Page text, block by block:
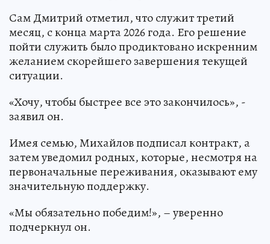
Сам Дмитрий отметил, что служит третий
месяц, с конца марта 2026 года. Его решение
пойти служить было продиктовано искренним
желанием скорейшего завершения текущей
ситуации.
«Хочу, чтобы быстрее все это закончилось», -
заявил он.
Имея семью, Михайлов подписал контракт, а
затем уведомил родных, которые, несмотря на
первоначальные переживания, оказывают ему
значительную поддержку.
«Мы обязательно победим!», – уверенно
подчеркнул он.